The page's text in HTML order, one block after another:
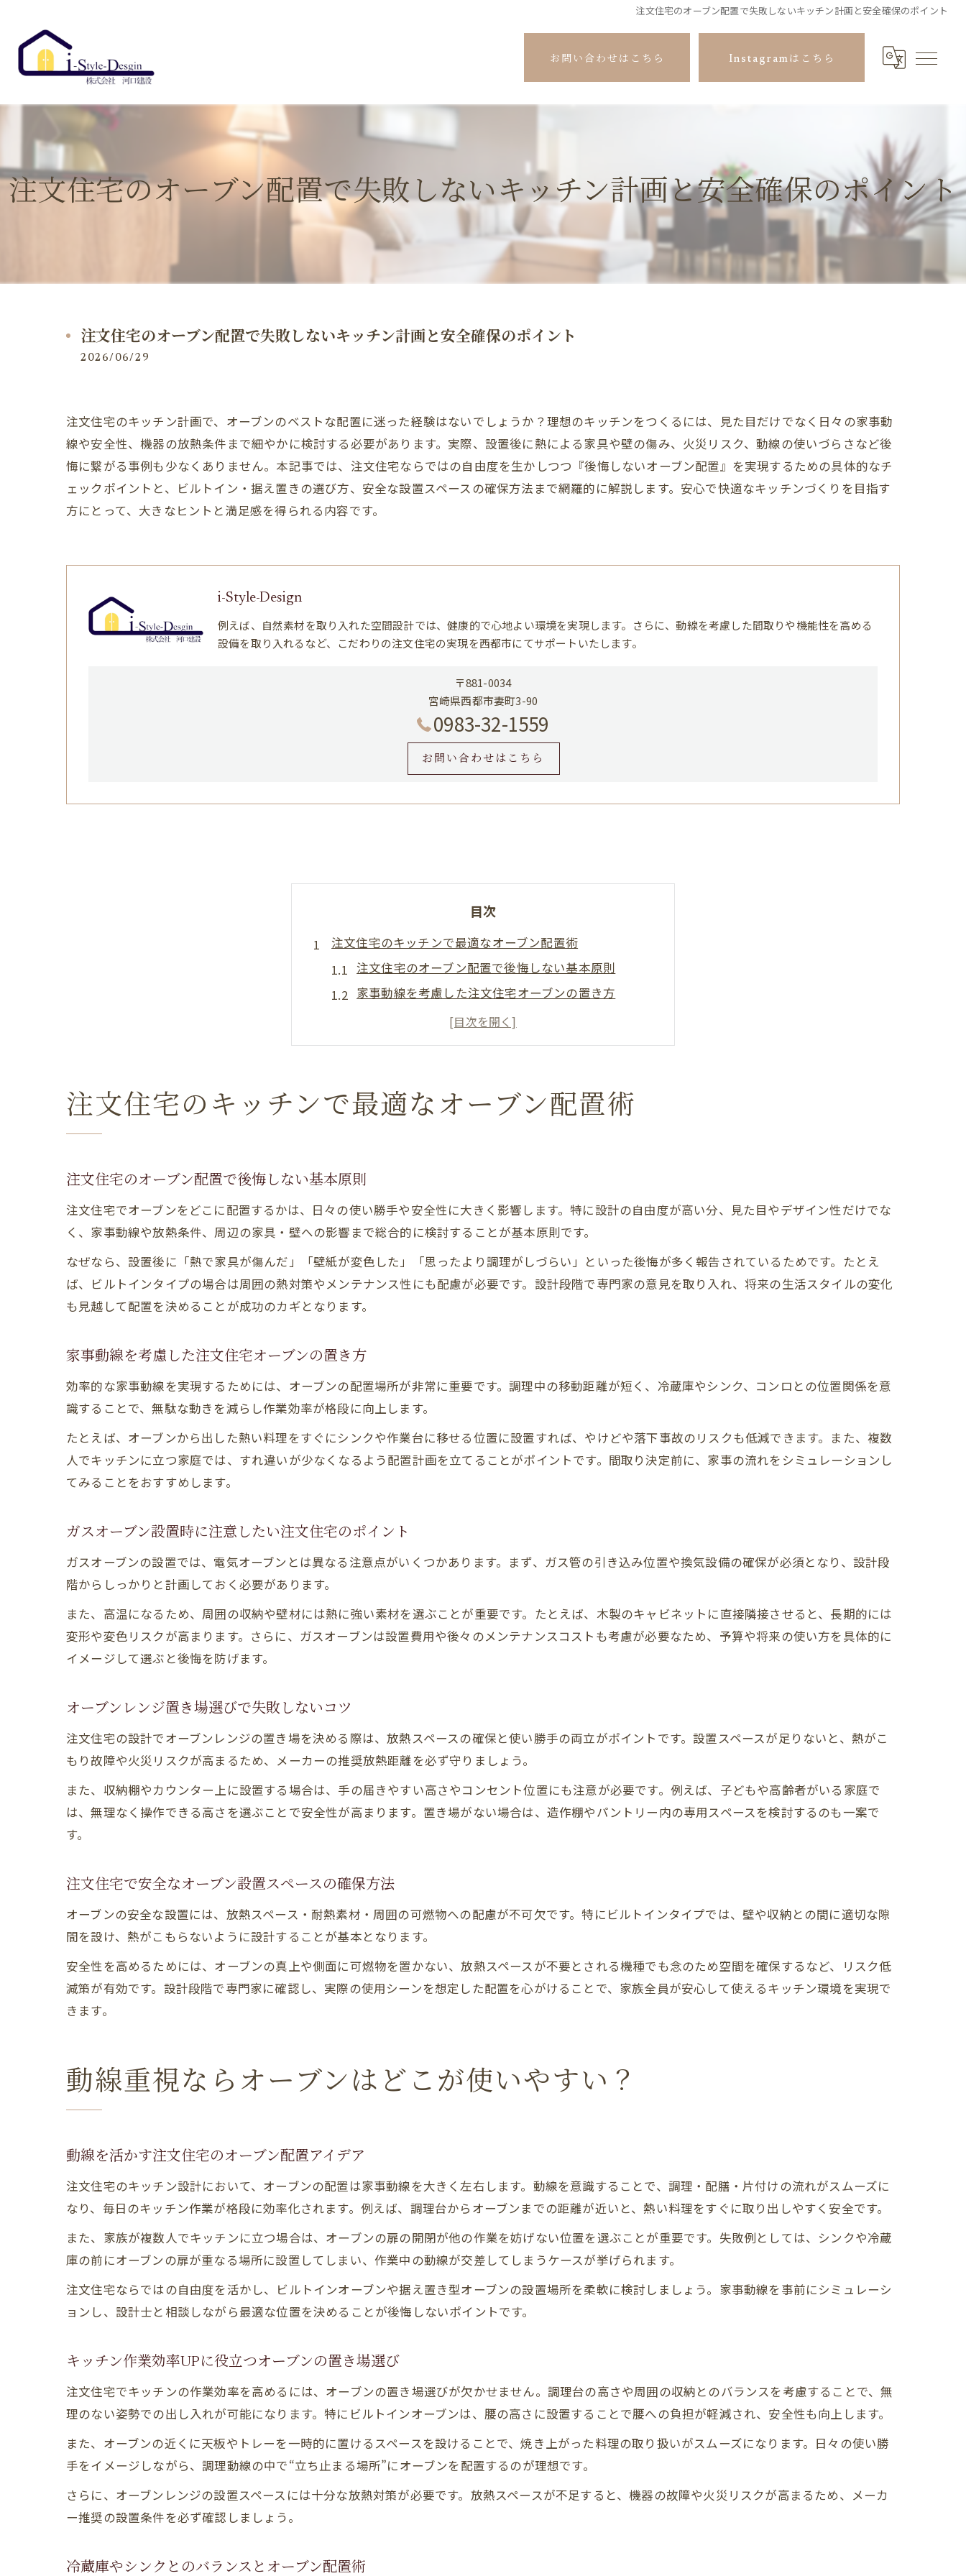
注文住宅のオーブン配置で失敗しないキッチン計画と安全確保のポイント
お問い合わせはこちら Instagramはこちら
注文住宅のオーブン配置で失敗しないキッチン計画と安全確保のポイント
注文住宅のオーブン配置で失敗しないキッチン計画と安全確保のポイント
2026/06/29
注文住宅のキッチン計画で、オーブンのベストな配置に迷った経験はないでしょうか？理想のキッチンをつくるには、見た目だけでなく日々の家事動
線や安全性、機器の放熱条件まで細やかに検討する必要があります。実際、設置後に熱による家具や壁の傷み、火災リスク、動線の使いづらさなど後
悔に繋がる事例も少なくありません。本記事では、注文住宅ならではの自由度を生かしつつ『後悔しないオーブン配置』を実現するための具体的なチ
ェックポイントと、ビルトイン・据え置きの選び方、安全な設置スペースの確保方法まで網羅的に解説します。安心で快適なキッチンづくりを目指す
方にとって、大きなヒントと満足感を得られる内容です。
i-Style-Design
例えば、自然素材を取り入れた空間設計では、健康的で心地よい環境を実現します。さらに、動線を考慮した間取りや機能性を高める
設備を取り入れるなど、こだわりの注文住宅の実現を西都市にてサポートいたします。
〒881-0034
宮崎県西都市妻町3-90
0983-32-1559
お問い合わせはこちら
目次
注文住宅のキッチンで最適なオーブン配置術
注文住宅のオーブン配置で後悔しない基本原則
家事動線を考慮した注文住宅オーブンの置き方
ガスオーブン設置時に注意したい注文住宅のポイント
オーブンレンジ置き場選びで失敗しないコツ
動線重視ならオーブンはどこが使いやすい？
動線を活かす注文住宅のオーブン配置アイデア
冷蔵庫やシンクとのバランスとオーブン配置術
置き場所がない場合の動線重視オーブン活用法
ビルトインオーブン導入で後悔しない秘訣を解説
注文住宅でビルトインオーブン後悔しない選び方
ビルトインと据え置きの違いと注文住宅の注意点
後悔しないためのビルトインオーブン配置術
置き場がない時のオーブン配置の考え方
注文住宅でオーブン置き場がない時の対処法
オーブンレンジ置き場所がない悩みの解決策
収納スペースとオーブン配置の工夫ポイント
オーブンを置いてはいけない場所の見極め方
注文住宅でオーブン放熱スペースの重要性
オーブンレンジ設置時の放熱条件チェック法
家具や壁の傷みを防ぐ安全な配置ポイント
家事動線を損なわないオーブン配置のコツ
扉の開閉やコンセント位置の安全チェック法
火災リスクを減らすための設置スペース選び
快適なキッチン作りとオーブン配置の関係性
注文住宅のキッチンで最適なオーブン配置術
注文住宅のオーブン配置で後悔しない基本原則
注文住宅でオーブンをどこに配置するかは、日々の使い勝手や安全性に大きく影響します。特に設計の自由度が高い分、見た目やデザイン性だけでな
く、家事動線や放熱条件、周辺の家具・壁への影響まで総合的に検討することが基本原則です。
なぜなら、設置後に「熱で家具が傷んだ」「壁紙が変色した」「思ったより調理がしづらい」といった後悔が多く報告されているためです。たとえ
ば、ビルトインタイプの場合は周囲の熱対策やメンテナンス性にも配慮が必要です。設計段階で専門家の意見を取り入れ、将来の生活スタイルの変化
も見越して配置を決めることが成功のカギとなります。
家事動線を考慮した注文住宅オーブンの置き方
効率的な家事動線を実現するためには、オーブンの配置場所が非常に重要です。調理中の移動距離が短く、冷蔵庫やシンク、コンロとの位置関係を意
識することで、無駄な動きを減らし作業効率が格段に向上します。
たとえば、オーブンから出した熱い料理をすぐにシンクや作業台に移せる位置に設置すれば、やけどや落下事故のリスクも低減できます。また、複数
人でキッチンに立つ家庭では、すれ違いが少なくなるよう配置計画を立てることがポイントです。間取り決定前に、家事の流れをシミュレーションし
てみることをおすすめします。
ガスオーブン設置時に注意したい注文住宅のポイント
ガスオーブンの設置では、電気オーブンとは異なる注意点がいくつかあります。まず、ガス管の引き込み位置や換気設備の確保が必須となり、設計段
階からしっかりと計画しておく必要があります。
また、高温になるため、周囲の収納や壁材には熱に強い素材を選ぶことが重要です。たとえば、木製のキャビネットに直接隣接させると、長期的には
変形や変色リスクが高まります。さらに、ガスオーブンは設置費用や後々のメンテナンスコストも考慮が必要なため、予算や将来の使い方を具体的に
イメージして選ぶと後悔を防げます。
オーブンレンジ置き場選びで失敗しないコツ
注文住宅の設計でオーブンレンジの置き場を決める際は、放熱スペースの確保と使い勝手の両立がポイントです。設置スペースが足りないと、熱がこ
もり故障や火災リスクが高まるため、メーカーの推奨放熱距離を必ず守りましょう。
また、収納棚やカウンター上に設置する場合は、手の届きやすい高さやコンセント位置にも注意が必要です。例えば、子どもや高齢者がいる家庭で
は、無理なく操作できる高さを選ぶことで安全性が高まります。置き場がない場合は、造作棚やパントリー内の専用スペースを検討するのも一案で
す。
注文住宅で安全なオーブン設置スペースの確保方法
オーブンの安全な設置には、放熱スペース・耐熱素材・周囲の可燃物への配慮が不可欠です。特にビルトインタイプでは、壁や収納との間に適切な隙
間を設け、熱がこもらないように設計することが基本となります。
安全性を高めるためには、オーブンの真上や側面に可燃物を置かない、放熱スペースが不要とされる機種でも念のため空間を確保するなど、リスク低
減策が有効です。設計段階で専門家に確認し、実際の使用シーンを想定した配置を心がけることで、家族全員が安心して使えるキッチン環境を実現で
きます。
動線重視ならオーブンはどこが使いやすい？
動線を活かす注文住宅のオーブン配置アイデア
注文住宅のキッチン設計において、オーブンの配置は家事動線を大きく左右します。動線を意識することで、調理・配膳・片付けの流れがスムーズに
なり、毎日のキッチン作業が格段に効率化されます。例えば、調理台からオーブンまでの距離が近いと、熱い料理をすぐに取り出しやすく安全です。
また、家族が複数人でキッチンに立つ場合は、オーブンの扉の開閉が他の作業を妨げない位置を選ぶことが重要です。失敗例としては、シンクや冷蔵
庫の前にオーブンの扉が重なる場所に設置してしまい、作業中の動線が交差してしまうケースが挙げられます。
注文住宅ならではの自由度を活かし、ビルトインオーブンや据え置き型オーブンの設置場所を柔軟に検討しましょう。家事動線を事前にシミュレーシ
ョンし、設計士と相談しながら最適な位置を決めることが後悔しないポイントです。
キッチン作業効率UPに役立つオーブンの置き場選び
注文住宅でキッチンの作業効率を高めるには、オーブンの置き場選びが欠かせません。調理台の高さや周囲の収納とのバランスを考慮することで、無
理のない姿勢での出し入れが可能になります。特にビルトインオーブンは、腰の高さに設置することで腰への負担が軽減され、安全性も向上します。
また、オーブンの近くに天板やトレーを一時的に置けるスペースを設けることで、焼き上がった料理の取り扱いがスムーズになります。日々の使い勝
手をイメージしながら、調理動線の中で“立ち止まる場所”にオーブンを配置するのが理想です。
さらに、オーブンレンジの設置スペースには十分な放熱対策が必要です。放熱スペースが不足すると、機器の故障や火災リスクが高まるため、メーカ
ー推奨の設置条件を必ず確認しましょう。
冷蔵庫やシンクとのバランスとオーブン配置術